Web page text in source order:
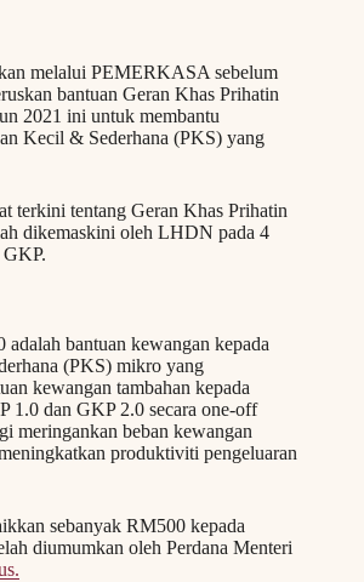
melalui PEMERKASA sebelum
bantuan Geran Khas Prihatin
2021 ini untuk membantu
Kecil & Sederhana (PKS) yang
terkini tentang Geran Khas Prihatin
dikemaskini oleh LHDN pada 4
bantuan kewangan kepada
(PKS) mikro yang
kewangan tambahan kepada
1.0 dan GKP 2.0 secara one-off
meringankan beban kewangan
produktiviti pengeluaran
sebanyak RM500 kepada
diumumkan oleh Perdana Menteri